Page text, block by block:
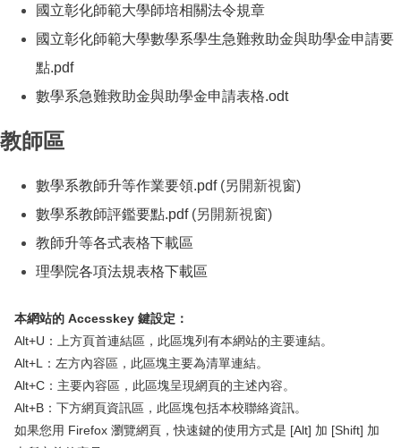
國立彰化師範大學師培相關法令規章
國立彰化師範大學數學系學生急難救助金與助學金申請要
點.pdf
數學系急難救助金與助學金申請表格.odt
教師區
數學系教師升等作業要領.pdf(另開新視窗)
數學系教師評鑑要點.pdf(另開新視窗)
教師升等各式表格下載區
理學院各項法規表格下載區
本網站的 Accesskey 鍵設定：
Alt+U：上方頁首連結區，此區塊列有本網站的主要連結。
Alt+L：左方內容區，此區塊主要為清單連結。
Alt+C：主要內容區，此區塊呈現網頁的主述內容。
Alt+B：下方網頁資訊區，此區塊包括本校聯絡資訊。
如果您用 Firefox 瀏覽網頁，快速鍵的使用方式是 [Alt] 加 [Shift] 加